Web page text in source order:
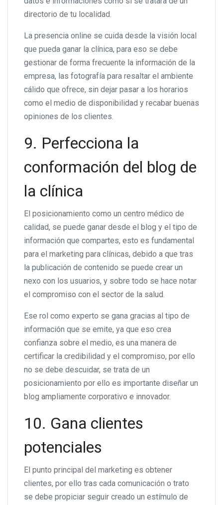
directorio de tu localidad.
La presencia online se cuida desde la visión local
que pueda ganar la clínica, para eso se debe
gestionar de forma frecuente la información de la
empresa, las fotografía para resaltar el ambiente
cálido que ofrece, sin dejar pasar a los horarios
como el medio de disponibilidad y recabar buenas
opiniones de los clientes.
9. Perfecciona la
conformación del blog de
la clínica
El posicionamiento como un centro médico de
calidad, se puede ganar desde el blog y el tipo de
información que compartes, esto es fundamental
para el marketing para clínicas, debido a que tras
la publicación de contenido se puede crear un
nexo con los usuarios, y sobre todo se hace notar
el compromiso con el sector de la salud.
Ese rol como experto se gana gracias al tipo de
información que se emite, ya que eso crea
confianza sobre el medio, es una manera de
certificar la credibilidad y el compromiso, por ello
no se debe descuidar, se trata de un
posicionamiento por ello es importante diseñar un
blog ampliamente corporativo e innovador.
10. Gana clientes
potenciales
El punto principal del marketing es obtener
clientes, por ello tras cada comunicación o trato
se debe propiciar seguir creado un estímulo de